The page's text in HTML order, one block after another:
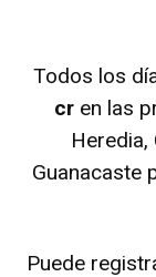
Todos los
cr en las
Heredia,
Guanacaste
Puede